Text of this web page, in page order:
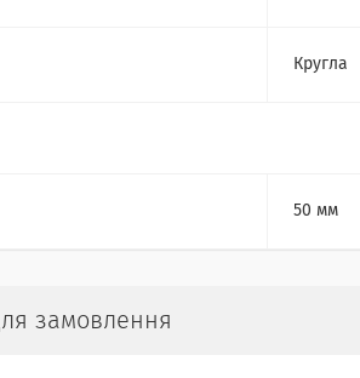
Кругла
50 мм
замовлення